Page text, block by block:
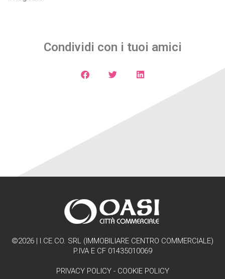
Condividi con i tuoi amici
©2026 | I.CE.CO. SRL (IMMOBILIARE CENTRO COMMERCIALE)
P.IVA E CF 01435010069
PRIVACY POLICY- COOKIE POLICY